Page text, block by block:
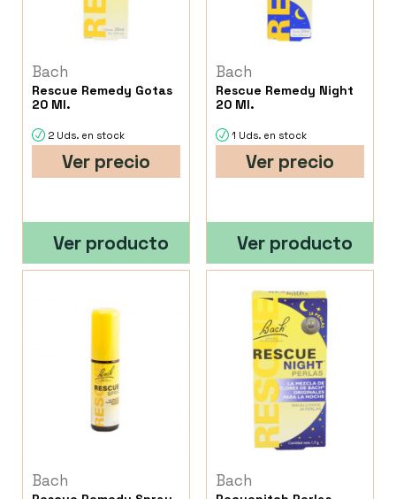
Bach
Rescue Remedy Gotas
20 Ml.
2 Uds. en stock
Ver precio
Ver producto
Bach
Rescue Remedy Night
20 Ml.
1 Uds. en stock
Ver precio
Ver producto
Bach Bach